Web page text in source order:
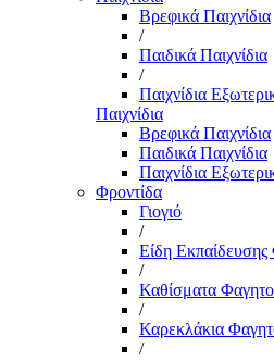
Βρεφικά Παιχνίδια
/
Παιδικά Παιχνίδια
/
Παιχνίδια
Παιχνίδια
Βρεφικά Παιχνίδια
Παιδικά Παιχνίδια
Παιχνίδια
Φροντίδα
Γιογιό
/
Είδη
/
Καθίσματα
/
Καρεκλάκια
/